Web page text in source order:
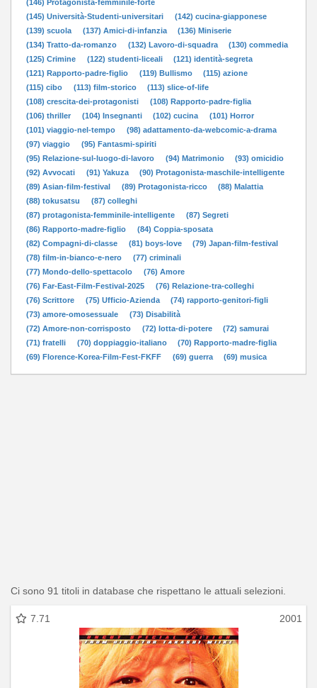
(146) Protagonista-femminile-forte
(145) Università-Studenti-universitari
(142) cucina-giapponese
(139) scuola
(137) Amici-di-infanzia
(136) Miniserie
(134) Tratto-da-romanzo
(132) Lavoro-di-squadra
(130) commedia
(125) Crimine
(122) studenti-liceali
(121) identità-segreta
(121) Rapporto-padre-figlio
(119) Bullismo
(115) azione
(115) cibo
(113) film-storico
(113) slice-of-life
(108) crescita-dei-protagonisti
(108) Rapporto-padre-figlia
(106) thriller
(104) Insegnanti (102) cucina
(101) Horror
(101) viaggio-nel-tempo
(98) adattamento-da-webcomic-a-drama
(97) viaggio
(95) Fantasmi-spiriti
(95) Relazione-sul-luogo-di-lavoro
(94) Matrimonio
(93) omicidio
(92) Avvocati
(91) Yakuza
(90) Protagonista-maschile-intelligente
(89) Asian-film-festival
(89) Protagonista-ricco
(88) Malattia
(88) tokusatsu
(87) colleghi
(87) protagonista-femminile-intelligente
(87) Segreti
(86) Rapporto-madre-figlio
(84) Coppia-sposata
(82) Compagni-di-classe
(81) boys-love
(79) Japan-film-festival
(78) film-in-bianco-e-nero
(77) criminali
(77) Mondo-dello-spettacolo
(76) Amore
(76) Far-East-Film-Festival-2025
(76) Relazione-tra-colleghi
(76) Scrittore
(75) Ufficio-Azienda
(74) rapporto-genitori-figli
(73) amore-omosessuale
(73) Disabilità
(72) Amore-non-corrisposto
(72) lotta-di-potere
(72) samurai
(71) fratelli
(70) doppiaggio-italiano
(70) Rapporto-madre-figlia
(69) Florence-Korea-Film-Fest-FKFF
(69) guerra (69) musica
Ci sono 91 titoli in database che rispettano le attuali selezioni.
7.71 2001